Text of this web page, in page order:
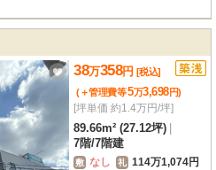
38万358円 [税込]
(＋管理費等5万3,698円)
[坪単価 約1.4万円/坪]
89.66m² (27.12坪)
7階/7階建
敷 なし 礼 114万1,074円